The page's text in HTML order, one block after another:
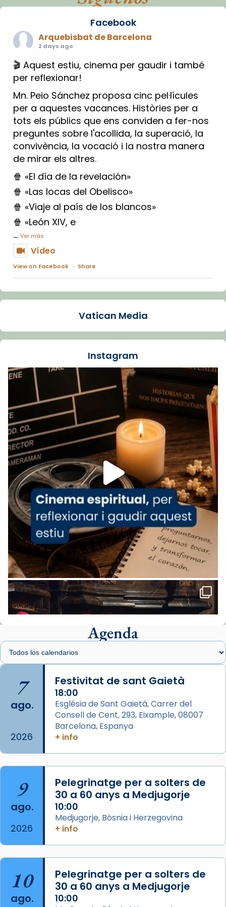
Facebook
Arquebisbat de Barcelona
2 days ago
🎬 Aquest estiu, cinema per gaudir i també
per reflexionar!
Mn. Peio Sánchez proposa cinc pel·lícules
per a aquestes vacances. Històries per a
tots els públics que ens conviden a fer-nos
preguntes sobre l'acollida, la superació, la
convivència, la vocació i la nostra manera
de mirar els altres.
🍿 «El día de la revelación»
🍿 «Las locas del Obelisco»
🍿 «Viaje al país de los blancos»
🍿 «León XIV, e
... Ver más
Vídeo
View on Facebook · Share
Arquebisbat de Barcelona
La Carmina va patir depressió. Fa gairebé
dos mesos, a l'Estadi Lluís Companys, la
Recupera l'entrevista comp
Vatican
tican News 👇
www.vaticannews.va/es/iglesia/news/2026-
07/carmina-historia-depresion-papa-viaje-
espana-testimoni...
Foto
View on Facebook · Share
Arquebisbat de Barcelona
1 week ago
«Avui les santes Juliana i Semproniana ens
ajuden a alçar la mirada»
Mons. Sergi Gordo, bisbe de Tortosa, ha
presidit aquest 27 de juliol la missa de Les
Santes de Mataró.
🔗tinyurl.com/cvu5jmbk
📸 J. Merino
is at Catedral
de Barcelona.
2 weeks ago
Aquest dilluns, 27 de juliol, ha tingut lloc la
missa d’acció de gràcies en agraïment al
comitè organitzador de la visita apostòlica
L’arquebisbe de Barcelona, el cardenal Joan
Josep Omella, ha presidit la missa i l’ha
concelebrat el bisbe auxiliar de Barcelona,
Mons. David Abadías.
📸 Dr. G. Simón
Foto
Arquebisbat de Barcelona
2 weeks ago
Vatican Media
Instagram
Agenda
7
ago.
2026
Festivitat de sant Gaietà
18:00
Església de Sant Gaietà, Carrer del
Consell de Cent, 293, Eixample, 08007
Barcelona, Espanya
+ info
9
ago.
2026
Pelegrinatge per a solters de
30 a 60 anys a Medjugorje
10:00
Medjugorje, Bòsnia i Herzegovina
+ info
10
ago.
Pelegrinatge per a solters de
30 a 60 anys a Medjugorje
10:00